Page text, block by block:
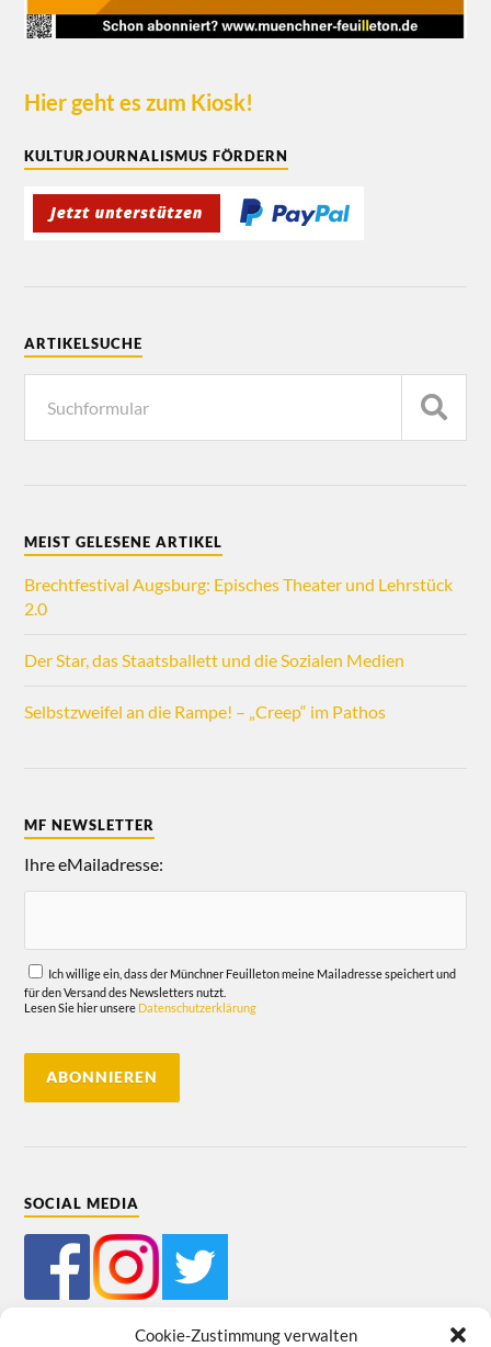
Cookie-Zustimmung verwalten
Hier geht es zum Kiosk!
KULTURJOURNALISMUS FÖRDERN
ARTIKELSUCHE
MEIST GELESENE ARTIKEL
Brechtfestival Augsburg: Episches Theater und Lehrstück
2.0
Der Star, das Staatsballett und die Sozialen Medien
Selbstzweifel an die Rampe! – „Creep“ im Pathos
MF NEWSLETTER
Ihre eMailadresse:
Ich willige ein, dass der Münchner Feuilleton meine Mailadresse speichert und
für den Versand des Newsletters nutzt.
Lesen Sie hier unsere Datenschutzerklärung
SOCIAL MEDIA